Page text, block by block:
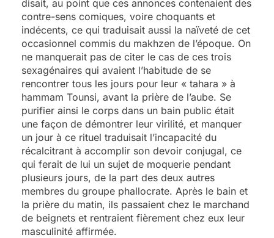
disait, au point que ces annonces contenaient des
contre-sens comiques, voire choquants et
indécents, ce qui traduisait aussi la naïveté de cet
occasionnel commis du makhzen de l’époque. On
ne manquerait pas de citer le cas de ces trois
sexagénaires qui avaient l’habitude de se
rencontrer tous les jours pour leur « tahara » à
hammam Tounsi, avant la prière de l’aube. Se
purifier ainsi le corps dans un bain public était
une façon de démontrer leur virilité, et manquer
un jour à ce rituel traduisait l’incapacité du
récalcitrant à accomplir son devoir conjugal, ce
qui ferait de lui un sujet de moquerie pendant
plusieurs jours, de la part des deux autres
membres du groupe phallocrate. Après le bain et
la prière du matin, ils passaient chez le marchand
de beignets et rentraient fièrement chez eux leur
masculinité affirmée.